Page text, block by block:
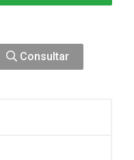
Consultar